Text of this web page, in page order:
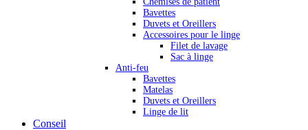
Bavettes
Duvets et Oreillers
Accessoires pour le linge
Filet de lavage
Sac à linge
Anti-feu
Bavettes
Matelas
Duvets et Oreillers
Linge de lit
Conseil